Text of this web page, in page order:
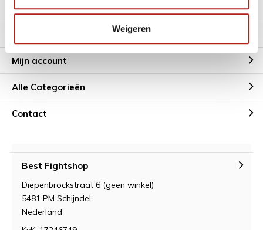
Weigeren
Meer informatie
Mijn account
Alle Categorieën
Contact
Best Fightshop
Diepenbrockstraat 6 (geen winkel)
5481 PM Schijndel
Nederland